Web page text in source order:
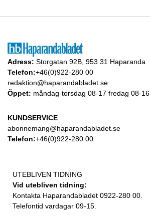
Adress: Storgatan 92B, 953 31 Haparanda
Telefon:+46(0)922-280 00
redaktion@haparandabladet.se
Öppet: måndag-torsdag 08-17 fredag 08-16
KUNDSERVICE
abonnemang@haparandabladet.se
Telefon:+46(0)922-280 00
UTEBLIVEN TIDNING
Vid utebliven tidning:
Kontakta Haparandabladet 0922-280 00.
Telefontid vardagar 09-15.